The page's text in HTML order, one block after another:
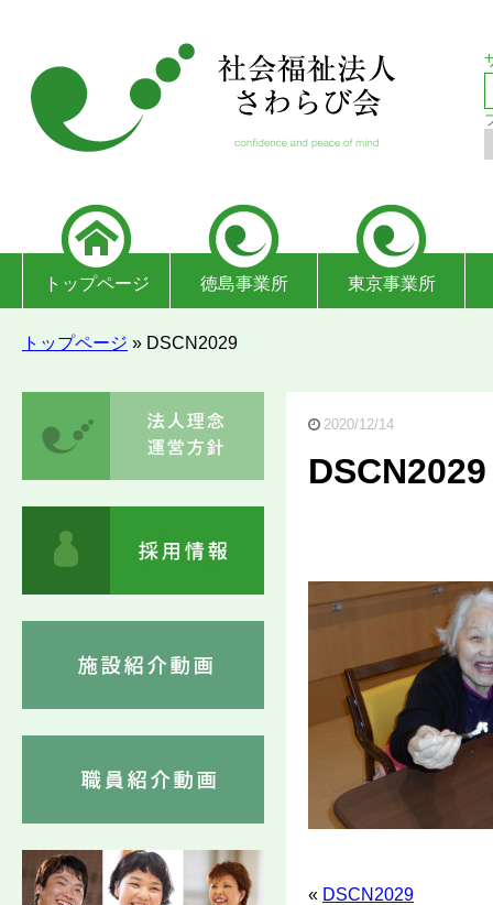
トップページ 徳島事業所 東京事業所
トップページ » DSCN2029
2020/12/14
DSCN2029
« DSCN2029